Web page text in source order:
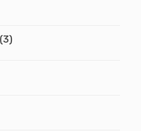
(3)